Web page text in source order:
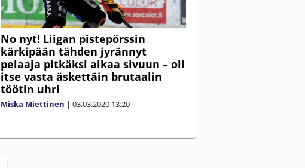
No nyt! Liigan pistepörssin
kärkipään tähden jyrännyt
pelaaja pitkäksi aikaa sivuun – oli
itse vasta äskettäin brutaalin
töötin uhri
Miska Miettinen | 03.03.2020 13:20